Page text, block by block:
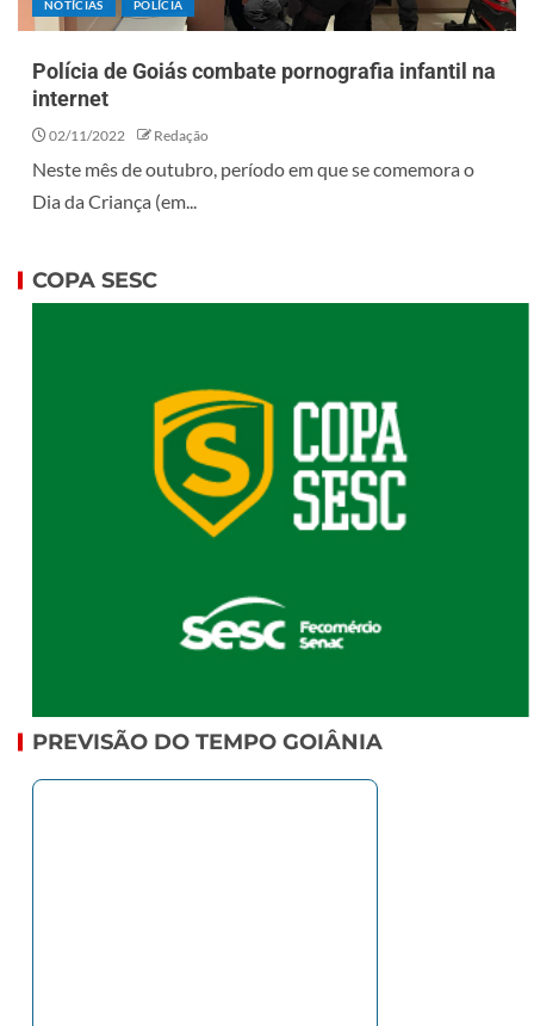
NOTÍCIAS POLÍCIA
Polícia de Goiás combate pornografia infantil na
internet
02/11/2022 Redação
Neste mês de outubro, período em que se comemora o
Dia da Criança (em...
COPA SESC
PREVISÃO DO TEMPO GOIÂNIA